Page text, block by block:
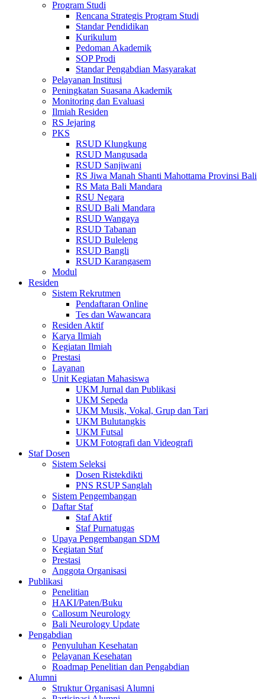
Program Studi
Rencana Strategis Program Studi
Standar Pendidikan
Kurikulum
Pedoman Akademik
SOP Prodi
Standar Pengabdian Masyarakat
Pelayanan Institusi
Peningkatan Suasana Akademik
Monitoring dan Evaluasi
Ilmiah Residen
RS Jejaring
PKS
RSUD Klungkung
RSUD Mangusada
RSUD Sanjiwani
RS Jiwa Manah Shanti Mahottama Provinsi Bali
RS Mata Bali Mandara
RSU Negara
RSUD Bali Mandara
RSUD Wangaya
RSUD Tabanan
RSUD Buleleng
RSUD Bangli
RSUD Karangasem
Modul
Residen
Sistem Rekrutmen
Pendaftaran Online
Tes dan Wawancara
Residen Aktif
Karya Ilmiah
Kegiatan Ilmiah
Prestasi
Layanan
Unit Kegiatan Mahasiswa
UKM Jurnal dan Publikasi
UKM Sepeda
UKM Musik, Vokal, Grup dan Tari
UKM Bulutangkis
UKM Futsal
UKM Fotografi dan Videografi
Staf Dosen
Sistem Seleksi
Dosen Ristekdikti
PNS RSUP Sanglah
Sistem Pengembangan
Daftar Staf
Staf Aktif
Staf Purnatugas
Upaya Pengembangan SDM
Kegiatan Staf
Prestasi
Anggota Organisasi
Publikasi
Penelitian
HAKI/Paten/Buku
Callosum Neurology
Bali Neurology Update
Pengabdian
Penyuluhan Kesehatan
Pelayanan Kesehatan
Roadmap Penelitian dan Pengabdian
Alumni
Struktur Organisasi Alumni